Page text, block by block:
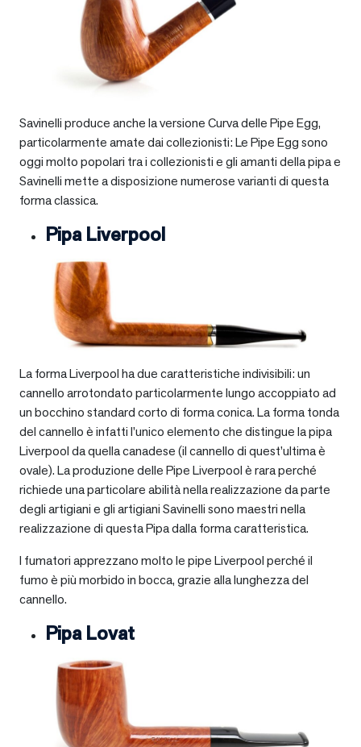
Savinelli produce anche la versione Curva delle Pipe Egg,
particolarmente amate dai collezionisti: Le Pipe Egg sono
oggi molto popolari tra i collezionisti e gli amanti della pipa e
Savinelli mette a disposizione numerose varianti di questa
forma classica.
Pipa Liverpool
La forma Liverpool ha due caratteristiche indivisibili: un
cannello arrotondato particolarmente lungo accoppiato ad
un bocchino standard corto di forma conica. La forma tonda
del cannello è infatti l’unico elemento che distingue la pipa
Liverpool da quella canadese (il cannello di quest’ultima è
ovale). La produzione delle Pipe Liverpool è rara perché
richiede una particolare abilità nella realizzazione da parte
degli artigiani e gli artigiani Savinelli sono maestri nella
realizzazione di questa Pipa dalla forma caratteristica.
I fumatori apprezzano molto le pipe Liverpool perché il
fumo è più morbido in bocca, grazie alla lunghezza del
cannello.
Pipa Lovat